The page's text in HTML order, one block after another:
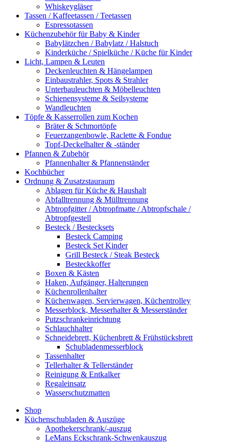
Whiskeygläser
Tassen / Kaffeetassen / Teetassen
Espressotassen
Küchenzubehör für Baby & Kinder
Babylätzchen / Babylatz / Halstuch
Kinderküche / Spielküche / Küche für Kinder
Licht, Lampen & Leuten
Deckenleuchten & Hängelampen
Einbaustrahler, Spots & Strahler
Unterbauleuchten & Möbelleuchten
Schienensysteme & Seilsysteme
Wandleuchten
Töpfe & Kasserrollen zum Kochen
Bräter & Schmortöpfe
Feuerzangenbowle, Raclette & Fondue
Topf-Deckelhalter & -ständer
Pfannen & Zubehör
Pfannenhalter & Pfannenständer
Kochbücher
Ordnung & Zusatzstauraum
Ablagen für Küche & Haushalt
Abfalltrennung & Mülltrennung
Abtropfgitter / Abtropfmatte / Abtropfschale /
Abtropfgestell
Besteck / Bestecksets
Besteck Camping
Besteck Set Kinder
Grill Besteck / Steak Besteck
Besteckkoffer
Boxen & Kästen
Haken, Aufgänger, Halterungen
Küchenrollenhalter
Küchenwagen, Servierwagen, Küchentrolley
Messerblock, Messerhalter & Messerständer
Putzschrankeinrichtung
Schlauchhalter
Schneidebrett, Küchenbrett & Frühstücksbrett
Schubladenmesserblock
Tassenhalter
Tellerhalter & Tellerständer
Reinigung & Entkalker
Regaleinsatz
Wasserschutzmatten
Shop
Küchenschubladen & Auszüge
Apothekerschrank/-auszug
LeMans Eckschrank-Schwenkauszug